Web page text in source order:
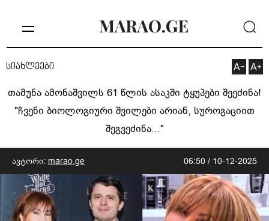
სიახლეები
თამუნა ამონაშვილს 61 წლის ასაკში ტყუპები შეეძინა!
"ჩვე­ნი ბი­ო­ლო­გი­უ­რი შვი­ლე­ბი არი­ან, სუ­რო­გა­ცი­ით
შეგ­ვე­ძი­ნა..."
ავტორი: marao.ge 06:50 / 10-12-2025